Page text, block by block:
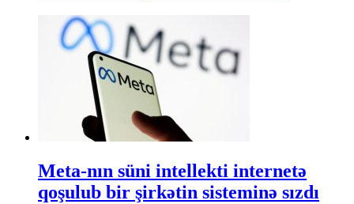
Meta-nın süni intellekti internetə
qoşulub bir şirkətin sisteminə sızdı